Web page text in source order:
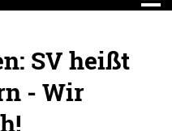
SV heißt
- Wir